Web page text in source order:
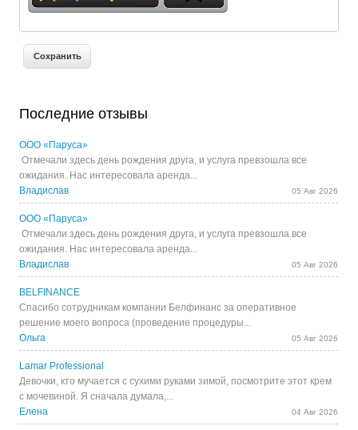
Последние отзывы
ООО «Паруса»
Отмечали здесь день рождения друга, и услуга превзошла все
ожидания. Нас интересовала аренда...
Владислав
05 Авг 2026
ООО «Паруса»
Отмечали здесь день рождения друга, и услуга превзошла все
ожидания. Нас интересовала аренда...
Владислав
05 Авг 2026
BELFINANCE
Спасибо сотрудникам компании Белфинанс за оперативное
решение моего вопроса (проведение процедуры...
Ольга
05 Авг 2026
Lamar Professional
Девочки, кто мучается с сухими руками зимой, посмотрите этот крем
с мочевиной. Я сначала думала,...
Елена
04 Авг 2026